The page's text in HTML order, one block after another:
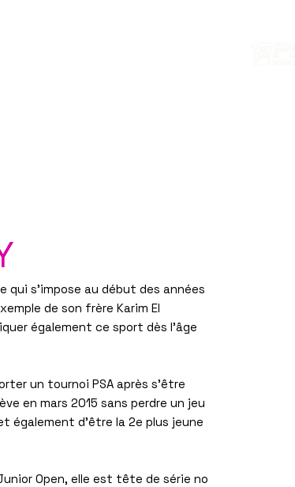
qui s'impose au début des années
de son frère Karim El
également ce sport dès l'âge
un tournoi PSA après s'être
en mars 2015 sans perdre un jeu
également d'être la 2e plus jeune
Open, elle est tête de série no